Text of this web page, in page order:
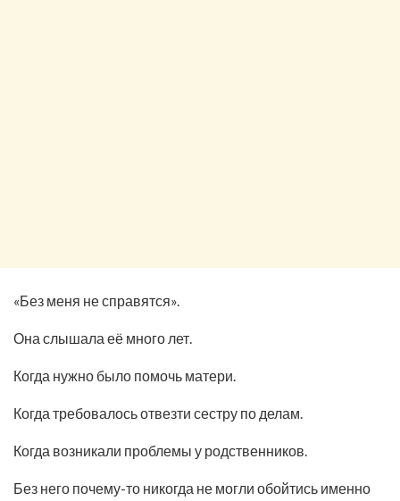
«Без меня не справятся».
Она слышала её много лет.
Когда нужно было помочь матери.
Когда требовалось отвезти сестру по делам.
Когда возникали проблемы у родственников.
Без него почему-то никогда не могли обойтись именно